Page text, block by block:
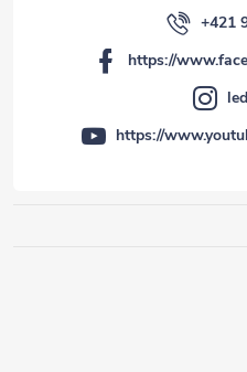
+421
https://
https://